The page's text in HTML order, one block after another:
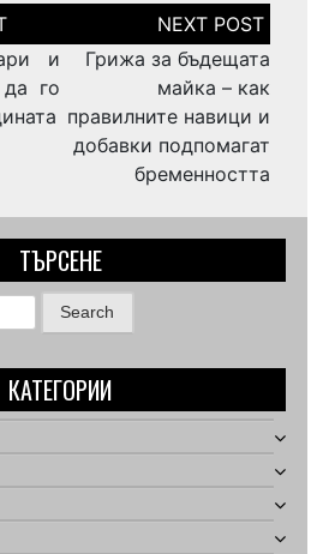
и
го
Грижа за бъдещата
майка – как
правилните навици и
добавки подпомагат
бременността
ТЪРСЕНЕ
КАТЕГОРИИ